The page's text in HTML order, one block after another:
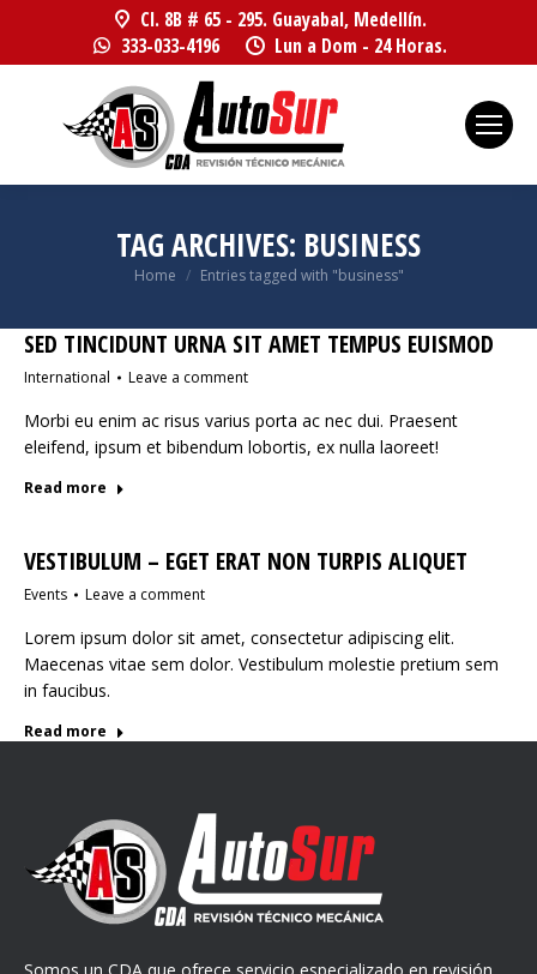
Cl. 8B # 65 - 295. Guayabal, Medellín.
333-033-4196
Lun a Dom - 24 Horas.
TAG ARCHIVES: BUSINESS
You are here:
Home Entries tagged with "business"
SED TINCIDUNT URNA SIT AMET TEMPUS EUISMOD
International Leave a comment
Morbi eu enim ac risus varius porta ac nec dui. Praesent
eleifend, ipsum et bibendum lobortis, ex nulla laoreet!
Read more
VESTIBULUM – EGET ERAT NON TURPIS ALIQUET
Events Leave a comment
Lorem ipsum dolor sit amet, consectetur adipiscing elit.
Maecenas vitae sem dolor. Vestibulum molestie pretium sem
in faucibus.
Read more